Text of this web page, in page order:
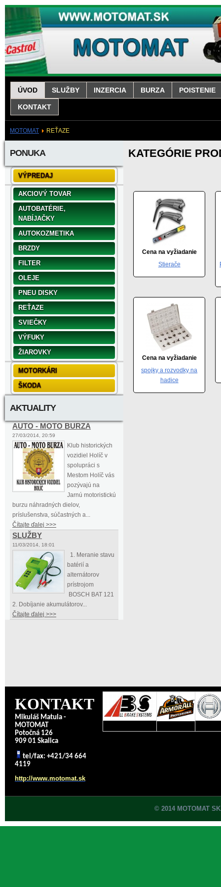
ÚVOD SLUŽBY INZERCIA BURZA POISTENIE
KONTAKT
MOTOMAT REŤAZE
PONUKA
VÝPREDAJ
AKCIOVÝ TOVAR
AUTOBATÉRIE,
NABÍJAČKY
AUTOKOZMETIKA
BRZDY
FILTER
OLEJE
PNEU DISKY
REŤAZE
SVIEČKY
VÝFUKY
ŽIAROVKY
MOTORKÁRI
ŠKODA
AKTUALITY
AUTO - MOTO BURZA
27/03/2014, 20:59
Klub historických
vozidiel Holíč v
spolupráci s
Mestom Holíč vás
pozývajú na
Jarnú motoristickú
burzu náhradných dielov,
príslušenstva, súčastných a...
Čítajte ďalej >>>
SLUŽBY
11/03/2014, 18:01
1. Meranie stavu
batérií a
alternátorov
prístrojom
BOSCH BAT 121
2. Dobíjanie akumulátorov...
Čítajte ďalej >>>
KATEGÓRIE
Cena na vyžiadanie
Stierače
Cena na vyžiadanie
spojky a rozvodky na
hadice
KONTAKT
Mikuláš Matula -
MOTOMAT
Potočná 126
909 01 Skalica
tel/fax: +421/34 664
4119
http://www.motomat.sk
© 2014